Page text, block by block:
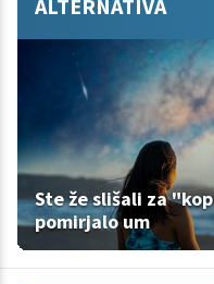
ALTERNATIVA
Ste že slišali za
pomirjalo um